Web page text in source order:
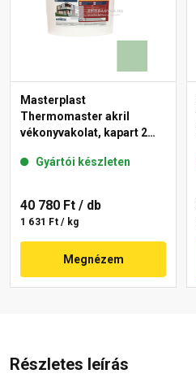
Masterplast
Thermomaster akril
vékonyvakolat, kapart 2
Gyártói készleten
40 780 Ft / db
1 631 Ft / kg
Megnézem
Részletes leírás